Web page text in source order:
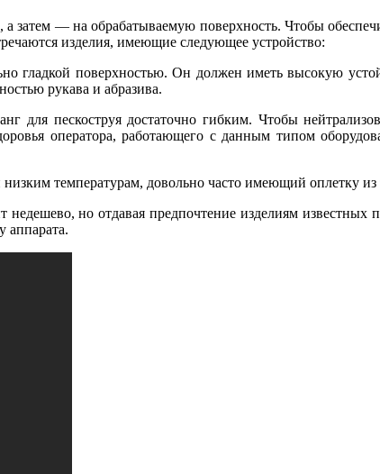
затем — на обрабатываемую поверхность. Чтобы
изделия, имеющие следующее устройство:
гладкой поверхностью. Он должен иметь высокую
рукава и абразива.
для пескоструя достаточно гибким. Чтобы
оператора, работающего с данным типом
температурам, довольно часто имеющий оплетку из
недешево, но отдавая предпочтение изделиям
аппарата.